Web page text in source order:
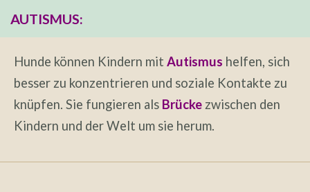
AUTISMUS:
Hunde können Kindern mit Autismus helfen, sich
besser zu konzentrieren und soziale Kontakte zu
knüpfen. Sie fungieren als Brücke zwischen den
Kindern und der Welt um sie herum.